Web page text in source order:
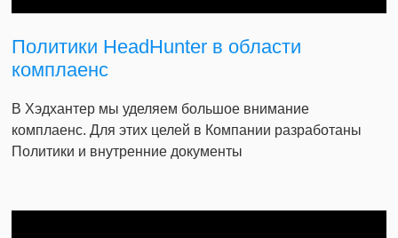
Политики HeadHunter в области
комплаенс
В Хэдхантер мы уделяем большое внимание
комплаенс. Для этих целей в Компании разработаны
Политики и внутренние документы